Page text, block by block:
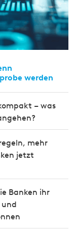
werden
– was
mehr
jetzt
Banken ihr